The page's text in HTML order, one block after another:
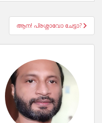
ആന! പ്രശ്നാവോ ചേട്ടാ?